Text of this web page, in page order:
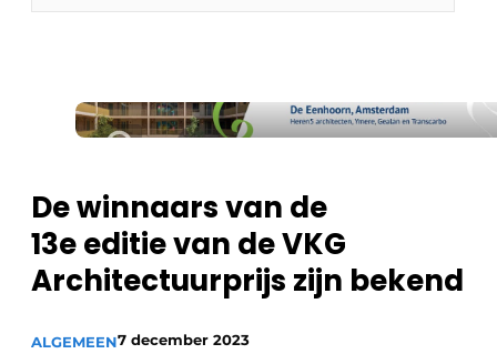
Contact
Evenement aanmelden
daken
Gevelbouw 2024-04
Meest gelezen
Podcasts
De winnaars van de
13e editie van de VKG
Architectuurprijs zijn bekend
ALGEMEEN7 december 2023